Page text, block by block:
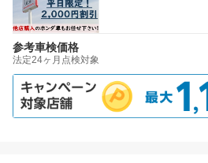
参考車検価格
法定24ヶ月点検対象